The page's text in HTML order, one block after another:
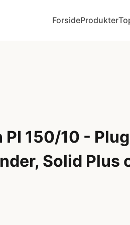
ForsideProdukter
150/10 -
Solid Plus